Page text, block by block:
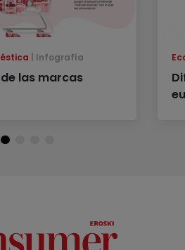
Infografía
las marcas